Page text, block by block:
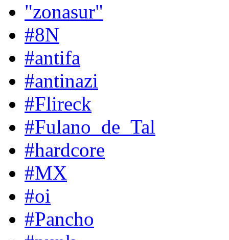
"zonasur"
#8N
#antifa
#antinazi
#Flireck
#Fulano_de_Tal
#hardcore
#MX
#oi
#Pancho